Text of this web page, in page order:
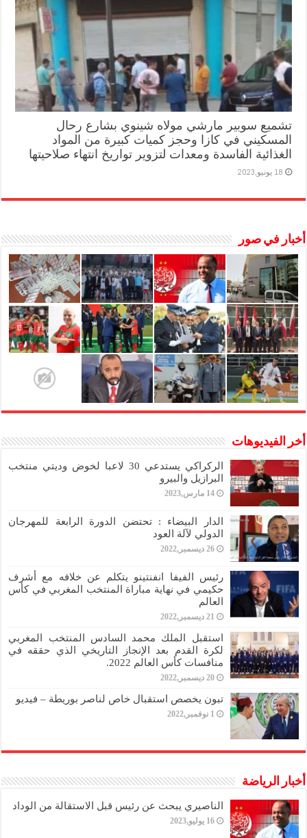
تشميع سوبير مارشي مولاه شينوي بشارع رحال
المسكيني في كازا وحجز كميات كبيرة من المواد
الغذائية الفاسدة ومعدات لتزوير تواريخ انتهاء صلاحيتها
18 يونيو,2023
أخبار في صور
أخر الفيديوهات
الركراكي يستدعي 30 لاعبا لخوض وديتي منتخب
البرازيل والبيرو
14 مارس,2023
الدار البيضاء : تحتضن الدورة الرابعة للمهرجان
الدولي لآلة العود
26 ديسمبر,2022
رئيس الفيفا انفنتينو يتكلم عن خلافه مع أشرف
حكيمي في نهاية مباراة المنتخب المغربي في كأس
العالم
21 ديسمبر,2022
استقبل الملك محمد السادس المنتخب المغربي
لكرة القدم بعد الإنجاز التاريخي الذي حققه في
منافسات كأس العالم 2022.
20 ديسمبر,2022
تبون يخصص استقبال خاص لناصر بوريطة – فيديو
1 نوفمبر,2022
أخبار الرياضة
الناصيري يبحث عن رئيس قبل الاستقالة من الوداد
16 يوليو,2023